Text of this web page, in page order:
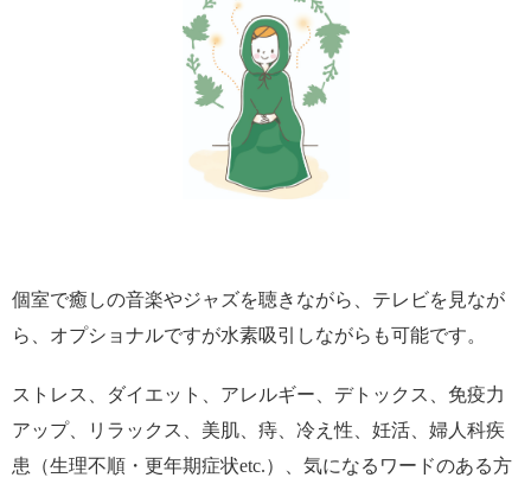
個室で癒しの音楽やジャズを聴きながら、テレビを見なが
ら、オプショナルですが水素吸引しながらも可能です。
ストレス、ダイエット、アレルギー、デトックス、免疫力
アップ、リラックス、美肌、痔、冷え性、妊活、婦人科疾
患（生理不順・更年期症状etc.）、気になるワードのある方